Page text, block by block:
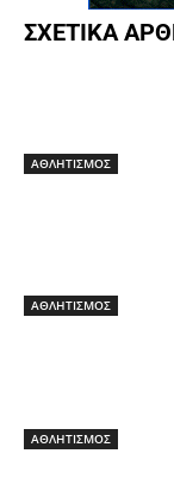
ΣΧΕΤΙΚΑ
ΑΘΛΗΤΙΣΜΟΣ
ΑΘΛΗΤΙΣΜΟΣ
ΑΘΛΗΤΙΣΜΟΣ